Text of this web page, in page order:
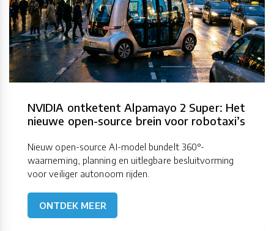
NVIDIA ontketent Alpamayo 2 Super: Het
nieuwe open-source brein voor robotaxi’s
Nieuw open-source AI-model bundelt 360°-
waarneming, planning en uitlegbare besluitvorming
voor veiliger autonoom rijden.
ONTDEK MEER